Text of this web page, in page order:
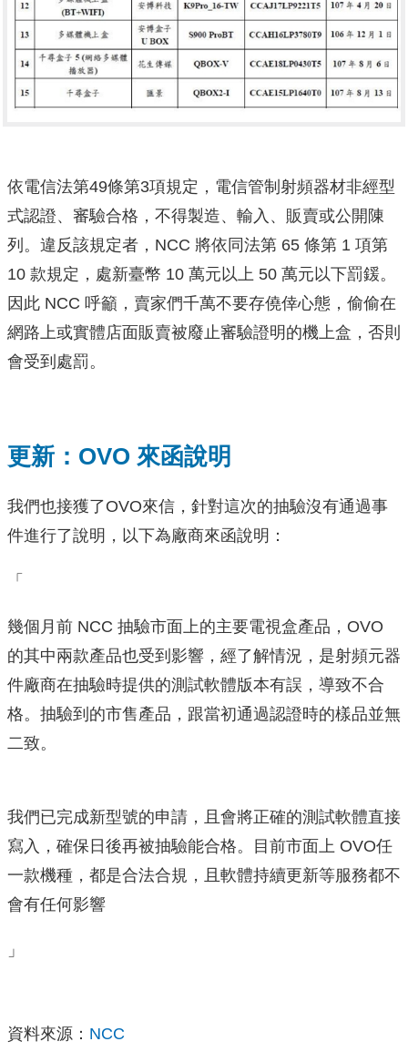
依電信法第49條第3項規定，電信管制射頻器材非經型
式認證、審驗合格，不得製造、輸入、販賣或公開陳
列。 違反該規定者，NCC 將依同法第 65 條第 1 項第
10 款規 定，處新臺幣 10 萬元以上 50 萬元以下罰鍰。
因此 NCC 呼籲，賣家們千萬不要存僥倖心態，偷偷在
網路上或實體店面販賣被廢止審驗證明的機上盒，否則
會受到處罰。
更新：OVO 來函說明
我們也接獲了OVO來信，針對這次的抽驗沒有通過事
件進行了說明，以下為廠商來函說明：
「
幾個月前 NCC 抽驗市面上的主要電視盒產品，OVO
的其中兩款產品也受到影響，經了解情況，是射頻元器
件廠商在抽驗時提供的測試軟體版本有誤，導致不合
格。抽驗到的市售產品，跟當初通過認證時的樣品並無
二致。
我們已完成新型號的申請，且會將正確的測試軟體直接
寫入，確保日後再被抽驗能合格。目前市面上 OVO任
一款機種，都是合法合規，且軟體持續更新等服務都不
會有任何影響
」
資料來源： NCC